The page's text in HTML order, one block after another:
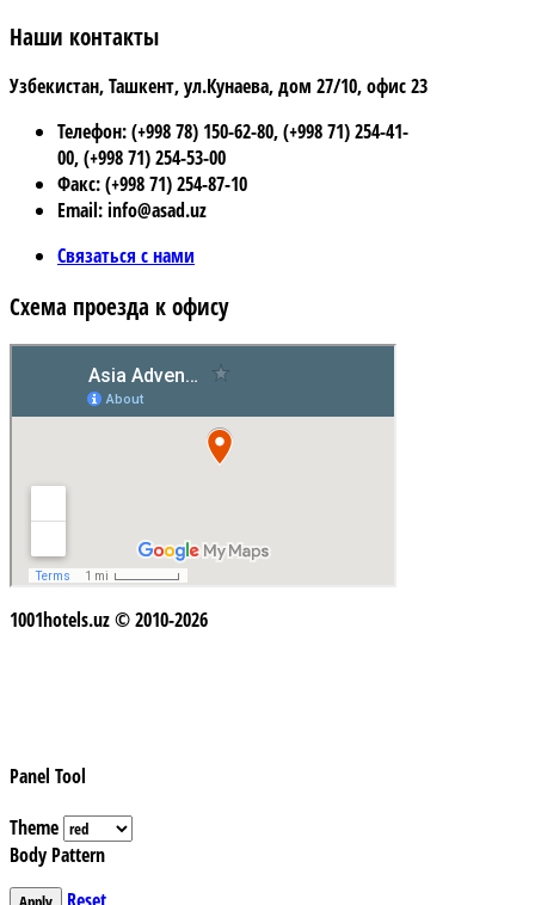
Наши контакты
Узбекистан, Ташкент, ул.Кунаева, дом 27/10, офис 23
Телефон: (+998 78) 150-62-80, (+998 71) 254-41-
00, (+998 71) 254-53-00
Факс: (+998 71) 254-87-10
Email: info@asad.uz
Связаться с нами
Схема проезда к офису
1001hotels.uz © 2010-2026
Panel Tool
Theme
Body Pattern